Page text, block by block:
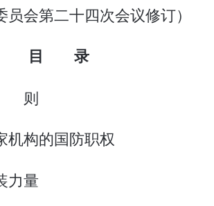
会第二十四次会议修订）
目 录
则
构的国防职权
力量